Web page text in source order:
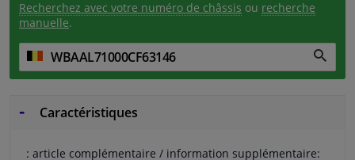
Recherchez avec votre numéro de châssis ou recherche
manuelle.
Caractéristiques
: article complémentaire / information supplémentaire: